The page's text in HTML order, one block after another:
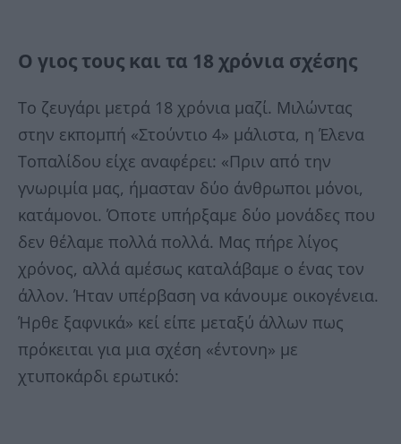
Ο γιος τους και τα 18 χρόνια σχέσης
Το ζευγάρι μετρά 18 χρόνια μαζί. Μιλώντας
στην εκπομπή «Στούντιο 4» μάλιστα, η Έλενα
Τοπαλίδου είχε αναφέρει: «Πριν από την
γνωριμία μας, ήμασταν δύο άνθρωποι μόνοι,
κατάμονοι. Όποτε υπήρξαμε δύο μονάδες που
δεν θέλαμε πολλά πολλά. Μας πήρε λίγος
χρόνος, αλλά αμέσως καταλάβαμε ο ένας τον
άλλον. Ήταν υπέρβαση να κάνουμε οικογένεια.
Ήρθε ξαφνικά» κεί είπε μεταξύ άλλων πως
πρόκειται για μια σχέση «έντονη» με
χτυποκάρδι ερωτικό: